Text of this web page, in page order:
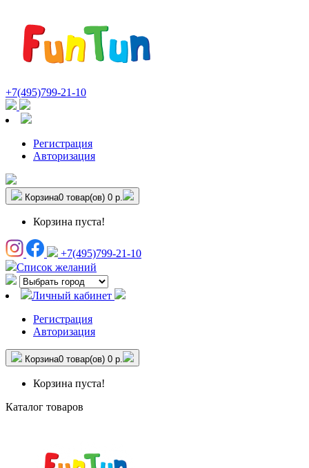
+7(495)799-21-10
Регистрация
Авторизация
Корзина0 товар(ов) 0 р.
Корзина пуста!
+7(495)799-21-10
Список желаний
Личный кабинет
Регистрация
Авторизация
Корзина0 товар(ов) 0 р.
Корзина пуста!
Каталог товаров